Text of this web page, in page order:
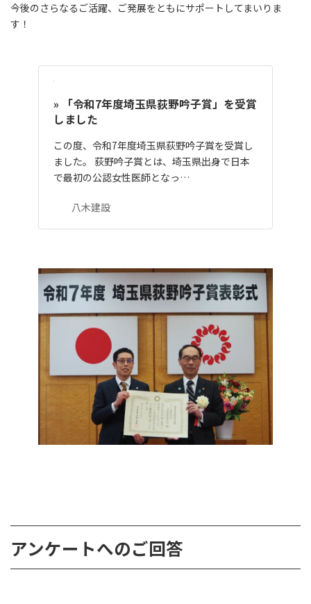
今後のさらなるご活躍、ご発展をともにサポートしてまいりま
す！
» 「令和7年度埼玉県荻野吟子賞」を受賞
しました
この度、令和7年度埼玉県荻野吟子賞を受賞し
ました。 荻野吟子賞とは、埼玉県出身で日本
で最初の公認女性医師となっ…
八木建設
アンケートへのご回答